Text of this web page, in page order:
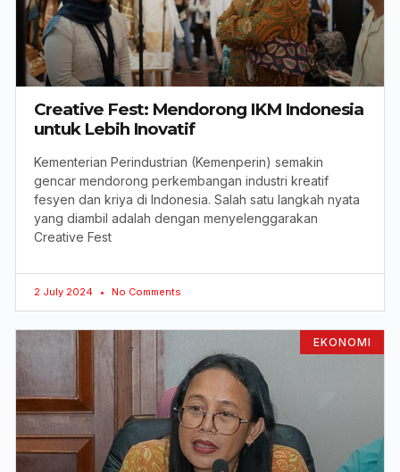
Creative Fest: Mendorong IKM Indonesia
untuk Lebih Inovatif
Kementerian Perindustrian (Kemenperin) semakin
gencar mendorong perkembangan industri kreatif
fesyen dan kriya di Indonesia. Salah satu langkah nyata
yang diambil adalah dengan menyelenggarakan
Creative Fest
2 July 2024 No Comments
EKONOMI